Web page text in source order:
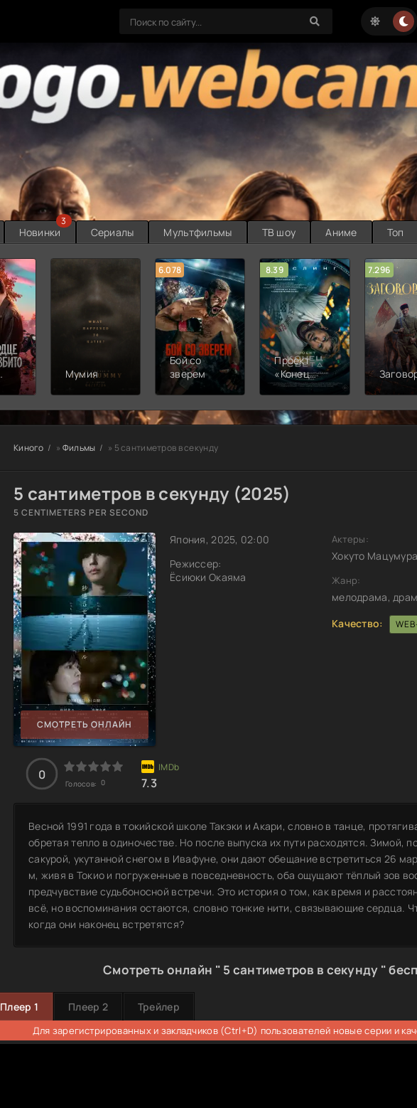
Новинки
3
Сериалы Мультфильмы ТВ шоу Аниме Топ
Мумия
6.078
Бой со
зверем
8.39
Проект
«Конец
света»
7.296
Киного » Фильмы » 5 сантиметров в секунду
5 сантиметров в секунду (2025)
5 CENTIMETERS PER SECOND
СМОТРЕТЬ ОНЛАЙН
Япония, 2025, 02:00
Режиссер:
Ёсиюки Окаяма
Актеры:
Хокуто
Жанр:
мелодрама,
Качество:
0
Голосов: 0 7.3
Весной 1991 года в токийской школе Такэки и Акари, словно в танце,
обретая тепло в одиночестве. Но после выпуска их пути расходятся. Зимой,
сакурой, укутанной снегом в Ивафуне, они дают обещание встретиться 26
м, живя в Токио и погруженные в повседневность, оба ощущают тёплый зов
предчувствие судьбоносной встречи. Это история о том, как время и
всё, но воспоминания остаются, словно тонкие нити, связывающие сердца.
когда они наконец встретятся?
Смотреть онлайн " 5 сантиметров в секунду "
Плеер 1 Плеер 2 Трейлер
Для зарегистрированных и закладчиков (Ctrl+D) пользователей новые серии и